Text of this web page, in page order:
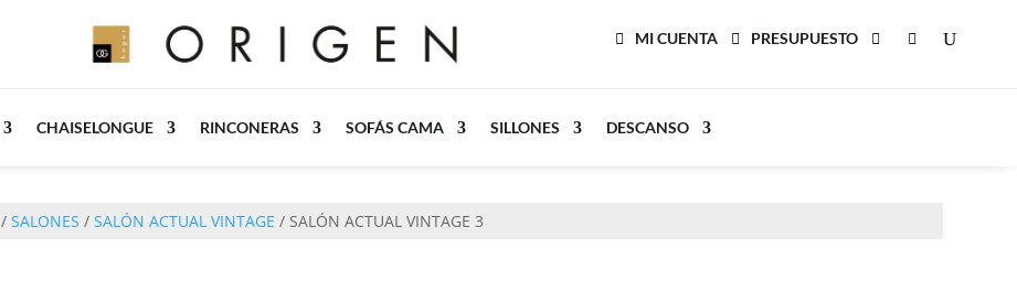
MI CUENTA PRESUPUESTO
CHAISELONGUE RINCONERAS SOFÁS CAMA SILLONES DESCANSO
/SALONES /SALÓN ACTUAL VINTAGE / SALÓN ACTUAL VINTAGE 3